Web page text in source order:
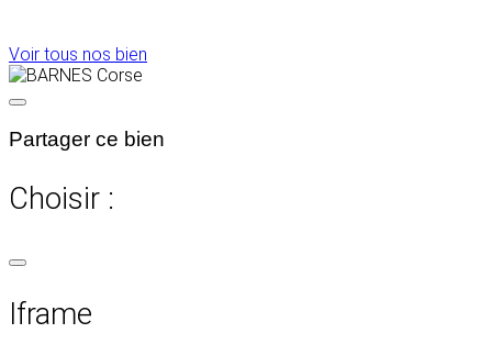
Voir tous nos bien
Partager ce bien
Choisir :
Iframe